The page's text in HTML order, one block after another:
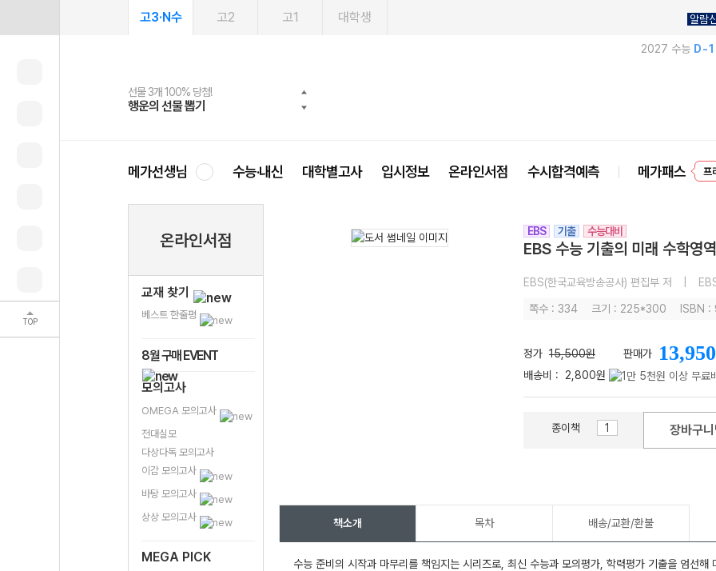
TOP
고3·N수 고2 고1 대학생 알람
2027 수능 D-
선물 3개 100% 당첨!
행운의 선물 뽑기
선물 100% 증정!
메가스터디 X 올리브
여름방학 스터디 캐시백
메가런 썸머스쿨
2027 러셀 단과
강사 공개선발
스마트러닝앱
설문 EVENT
메가패스
3일 무료 체험권
메가패스 수강생 무료혜택!
메가클럽 멤버십
사회공헌 캠페인
희망이룸 메가나눔
메가선생님 수능·내신 대학별고사 입시정보 온라인서점 수시합격예측 메가패스
온라인서점
교재 찾기
베스트 한줄평
8월 구매 EVENT
모의고사
OMEGA 모의고사
전대실모
다상다독 모의고사
이감 모의고사
바탕 모의고사
상상 모의고사
MEGA PICK
EBS 기출 수능대비
EBS 수능 기출의 미래 수학
EBS(한국교육방송공사) 편집부 저
쪽수 : 334 크기 : 225*300 ISBN
정가 15,500원 판매가 13,950
배송비 : 2,800원
종이책 장바구니
책소개 목차 배송/교환/환불
수능 준비의 시작과 마무리를 책임지는 시리즈로, 최신 수능과 모의평가, 학력평가 기출을 엄선해